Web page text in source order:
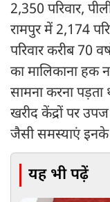
2,350 परिवार,
रामपुर में 2,174
परिवार करीब 70
का मालिकाना हक
सामना करना
खरीद केंद्रों पर
जैसी समस्याएं इनके
यह भी पढ़ें